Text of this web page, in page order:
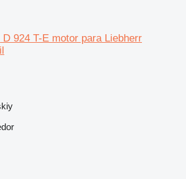
924 T-E motor para Liebherr